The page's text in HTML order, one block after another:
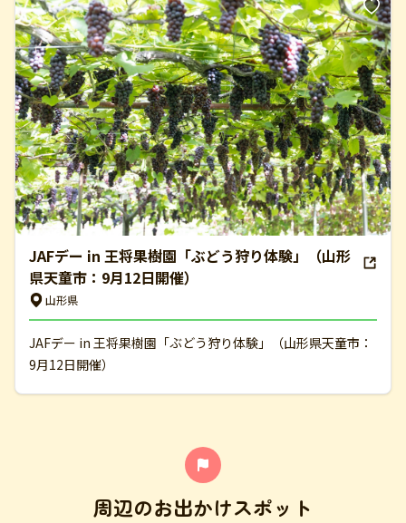
JAFデー in 王将果樹園「ぶどう狩り体験」（山形
県天童市：9月12日開催）
山形県
JAFデー in 王将果樹園「ぶどう狩り体験」（山形県天童市：
9月12日開催）
周辺のお出かけスポット